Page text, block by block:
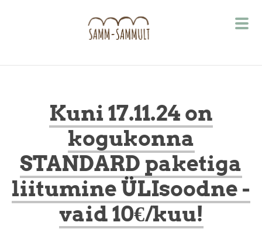
Kuni 17.11.24 on
kogukonna
STANDARD paketiga
liitumine ÜLIsoodne -
vaid 10€/kuu!